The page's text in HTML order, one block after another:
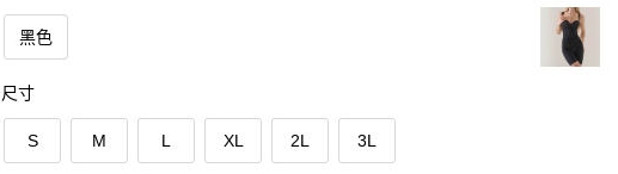
黑色
尺寸
S M L XL 2L 3L